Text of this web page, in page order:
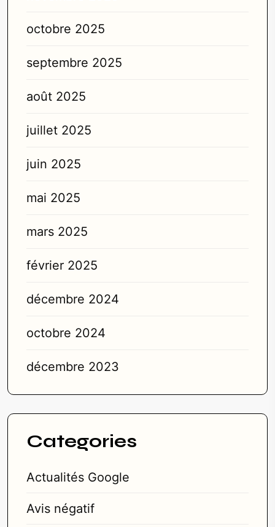
octobre 2025
septembre 2025
août 2025
juillet 2025
juin 2025
mai 2025
mars 2025
février 2025
décembre 2024
octobre 2024
décembre 2023
Categories
Actualités Google
Avis négatif